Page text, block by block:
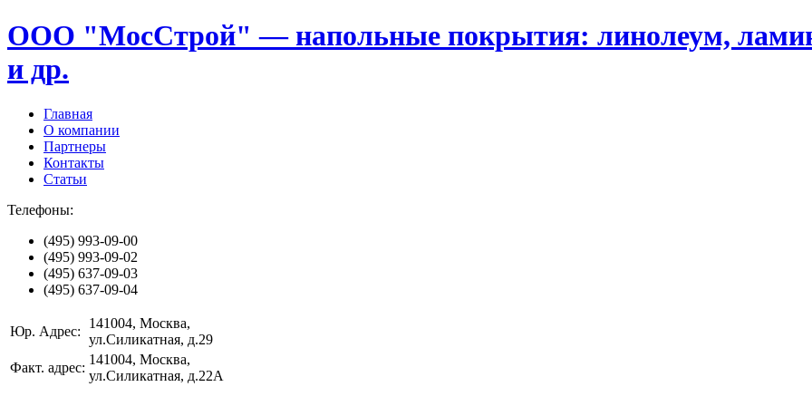
ООО "МосСтрой" — напольные покрытия: линолеум,
и др.
Главная
О компании
Партнеры
Контакты
Статьи
Телефоны:
(495) 993-09-00
(495) 993-09-02
(495) 637-09-03
(495) 637-09-04
Юр. Адрес:
141004, Москва,
ул.Силикатная, д.29
Факт. адрес:
141004, Москва,
ул.Силикатная, д.22А